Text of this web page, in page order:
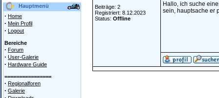
Hauptmenü
· Home
· Mein Profil
· Logout
Bereiche
· Forum
· User-Galerie
· Hardware Guide
================
· Regionalforen
· Galerie
Beiträge: 2
Registriert: 8.12.2023
Status: Offline
Hallo, ich suche
sein, hauptsache er